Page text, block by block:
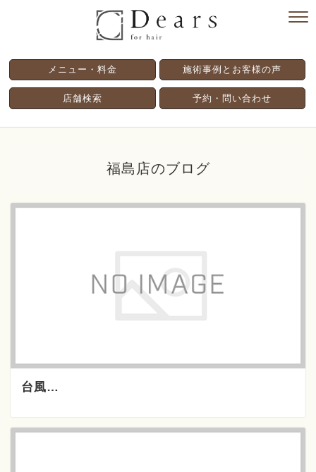
メニュー・料金 施術事例とお客様の声
店舗検索 予約・問い合わせ
福島店のブログ
台風…